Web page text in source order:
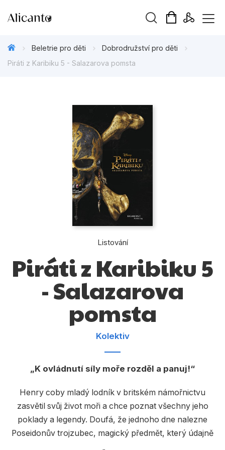
Připravujeme
Tipy redakce
Beletrie pro děti
Beletrie pro dospělé
Dárkové publikace
Hobby
Jazyky
Kuchařky
Počítače
Poezie
Populárně - naučná pro dospělé
Beletrie pro děti
Dobrodružství pro děti
Piráti z Karibiku 5 - Salazarova pomsta
Listování
Piráti z Karibiku 5
- Salazarova
pomsta
Kolektiv
K ovládnutí síly moře rozděl a panuj!
Henry coby mladý lodník v britském námořnictvu
zasvětil svůj život moři a chce poznat všechny jeho
poklady a legendy. Doufá, že jednoho dne nalezne
Poseidonův trojzubec, magický předmět, který údajně
dává svému nositeli moc ovládat všechny oceány.